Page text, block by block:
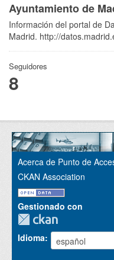
Ayuntamiento de
Información del portal de
Madrid. http://
Seguidores
8
Acerca de Punto de
CKAN Association
Gestionado con
Idioma